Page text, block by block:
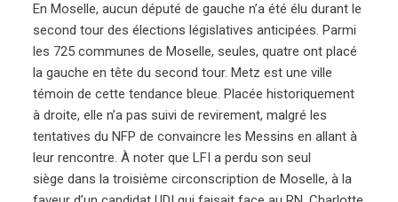
En Moselle, aucun député de gauche n’a été élu durant le
second tour des élections législatives anticipées. Parmi
les 725 communes de Moselle, seules, quatre ont placé
la gauche en tête du second tour. Metz est une ville
témoin de cette tendance bleue. Placée historiquement
à droite, elle n’a pas suivi de revirement, malgré les
tentatives du NFP de convaincre les Messins en allant à
leur rencontre. À noter que LFI a perdu son seul
siège dans la troisième circonscription de Moselle, à la